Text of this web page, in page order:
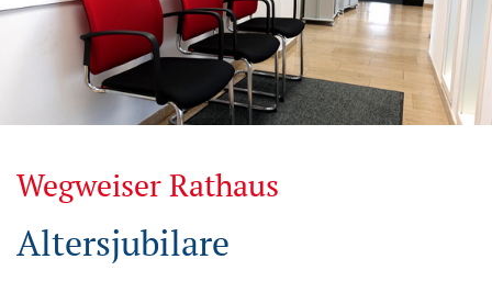
Wegweiser Rathaus
Altersjubilare